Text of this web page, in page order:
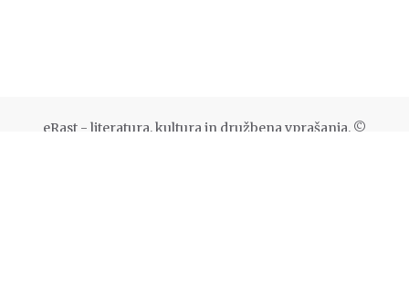
eRast - literatura, kultura in družbena vprašanja. ©